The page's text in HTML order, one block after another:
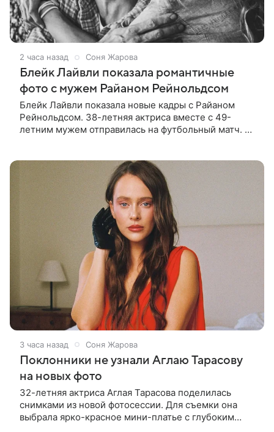
2 часа назад Соня Жарова
Блейк Лайвли показала романтичные
фото с мужем Райаном Рейнольдсом
Блейк Лайвли показала новые кадры с Райаном
Рейнольдсом. 38-летняя актриса вместе с 49-
летним мужем отправилась на футбольный матч. На
3 часа назад Соня Жарова
Поклонники не узнали Аглаю Тарасову
на новых фото
32-летняя актриса Аглая Тарасова поделилась
снимками из новой фотосессии. Для съемки она
выбрала ярко-красное мини-платье с глубоким